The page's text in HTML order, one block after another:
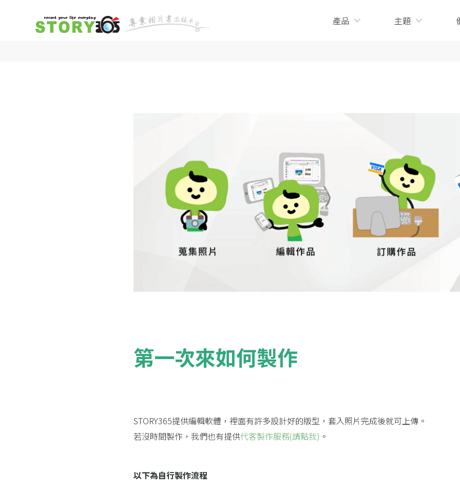
產品 主題
第一次來如何製作
STORY365提供編輯軟體，裡面有許多設計好的版型，套入照片完成後就可上傳。
若沒時間製作，我們也有提供代客製作服務(請點我) 。
以下為自行製作流程